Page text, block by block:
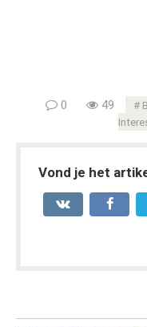
0 49
Vond je het